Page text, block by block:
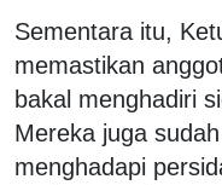
Sementara itu,
memastikan
bakal menghadiri
Mereka juga
menghadapi